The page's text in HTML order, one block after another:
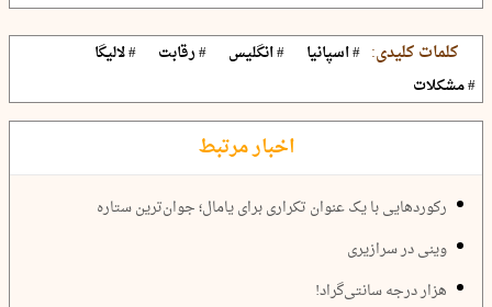
کلمات کلیدی: # اسپانیا # انگلیس # رقابت
# لالیگا
# مشکلات
اخبار مرتبط
رکوردهایی با یک عنوان تکراری برای یامال؛ جوان‌ترین ستاره
وینی در سرازیری
هزار درجه سانتی‌گراد!